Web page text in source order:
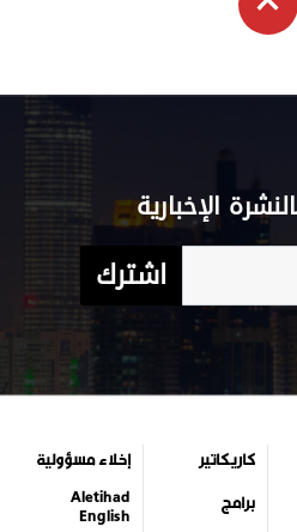
الإخبارية
اشترك
كاريكاتير
برامج
إخلاء مسؤولية
Aletihad
English